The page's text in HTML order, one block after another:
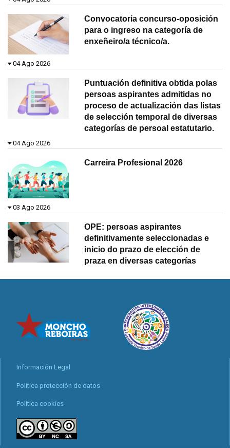
Convocatoria concurso-oposición
para o ingreso na categoría de
enxeñeiro/a técnico/a.
04 Ago 2026
Puntuación definitiva obtida polas
persoas aspirantes admitidas no
proceso de actualización das listas
de selección temporal de diversas
categorías de persoal estatutario.
04 Ago 2026
Carreira Profesional 2026
03 Ago 2026
OPE: persoas aspirantes
definitivamente seleccionadas e
inicio do prazo de elección de
praza en diversas categorías
Información Legal
Política protección de datos
Política cookies